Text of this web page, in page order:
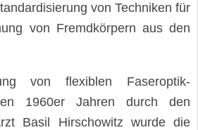
von Techniken für
von Fremdkörpern aus den
von flexiblen Faseroptik-
1960er Jahren durch den
Basil Hirschowitz wurde die